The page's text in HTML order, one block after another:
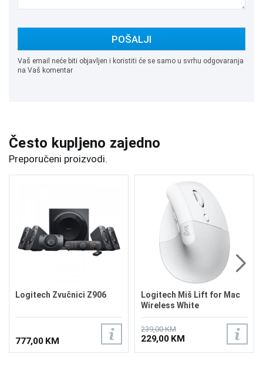
POŠALJI
Vaš email neće biti objavljen i koristiti će se samo u svrhu odgovaranja
na Vaš komentar
Često kupljeno zajedno
Preporučeni proizvodi.
Logitech Zvučnici Z906
777,00 KM
Logitech Miš Lift for Mac
Wireless White
239,00 KM
229,00 KM